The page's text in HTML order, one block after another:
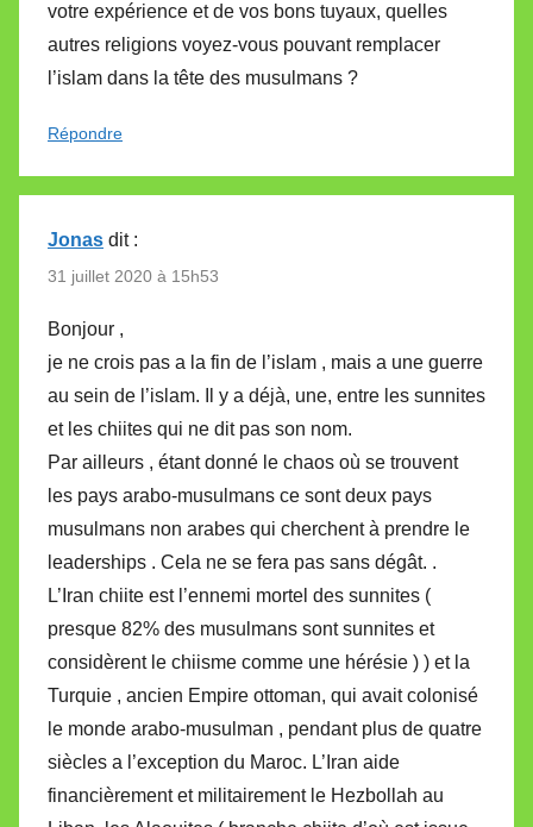
votre expérience et de vos bons tuyaux, quelles
autres religions voyez-vous pouvant remplacer
l’islam dans la tête des musulmans ?
Répondre
Jonas dit :
31 juillet 2020 à 15h53
Bonjour ,
je ne crois pas a la fin de l’islam , mais a une guerre
au sein de l’islam. Il y a déjà, une, entre les sunnites
et les chiites qui ne dit pas son nom.
Par ailleurs , étant donné le chaos où se trouvent
les pays arabo-musulmans ce sont deux pays
musulmans non arabes qui cherchent à prendre le
leaderships . Cela ne se fera pas sans dégât. .
L’Iran chiite est l’ennemi mortel des sunnites (
presque 82% des musulmans sont sunnites et
considèrent le chiisme comme une hérésie ) ) et la
Turquie , ancien Empire ottoman, qui avait colonisé
le monde arabo-musulman , pendant plus de quatre
siècles a l’exception du Maroc. L’Iran aide
financièrement et militairement le Hezbollah au